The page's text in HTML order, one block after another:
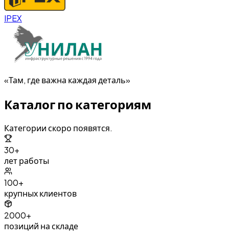
IPEX
«Там, где важна каждая деталь»
Каталог по категориям
Категории скоро появятся.
30+
лет работы
100+
крупных клиентов
2000+
позиций на складе